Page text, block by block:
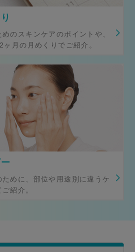
のスキンケアのポイントや、
月の月めくりでご紹介。
めに、部位や用途別に違うケ
紹介。